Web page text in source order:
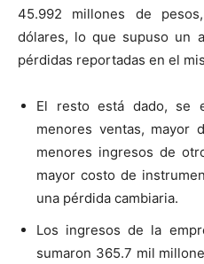
45.992 millones de
dólares, lo que supuso un
pérdidas reportadas en el
El resto está dado, se
menores ventas, mayor
menores ingresos de
mayor costo de
una pérdida cambiaria.
Los ingresos de la
sumaron 365.7 mil